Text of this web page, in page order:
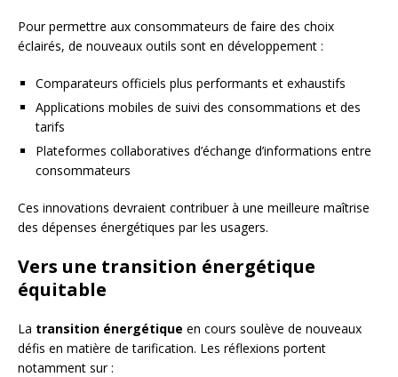
Pour permettre aux consommateurs de faire des choix
éclairés, de nouveaux outils sont en développement :
Comparateurs officiels plus performants et exhaustifs
Applications mobiles de suivi des consommations et des
tarifs
Plateformes collaboratives d’échange d’informations entre
consommateurs
Ces innovations devraient contribuer à une meilleure maîtrise
des dépenses énergétiques par les usagers.
Vers une transition énergétique
équitable
La transition énergétique en cours soulève de nouveaux
défis en matière de tarification. Les réflexions portent
notamment sur :